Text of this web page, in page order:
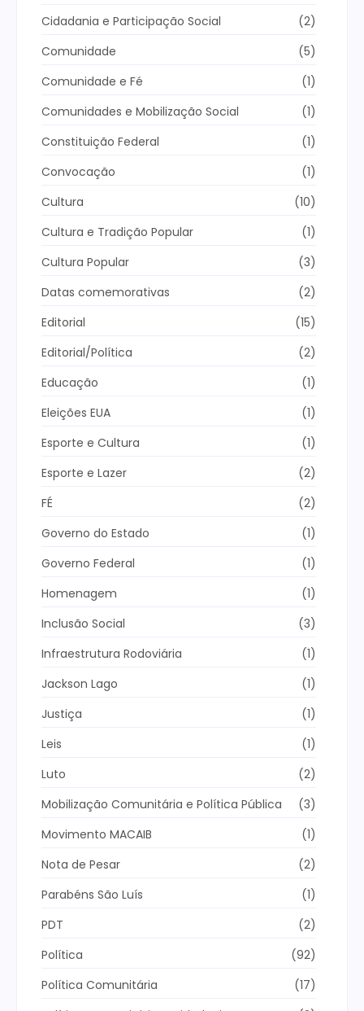
Cidadania e Participação Social
(2)
Comunidade
(5)
Comunidade e Fé
(1)
Comunidades e Mobilização Social
(1)
Constituição Federal
(1)
Convocação
(1)
Cultura
(10)
Cultura e Tradição Popular
(1)
Cultura Popular
(3)
Datas comemorativas
(2)
Editorial
(15)
Editorial/Política
(2)
Educação
(1)
Eleições EUA
(1)
Esporte e Cultura
(1)
Esporte e Lazer
(2)
FÉ
(2)
Governo do Estado
(1)
Governo Federal
(1)
Homenagem
(1)
Inclusão Social
(3)
Infraestrutura Rodoviária
(1)
Jackson Lago
(1)
Justiça
(1)
Leis
(1)
Luto
(2)
Mobilização Comunitária e Política Pública
(3)
Movimento MACAIB
(1)
Nota de Pesar
(2)
Parabéns São Luís
(1)
PDT
(2)
Política
(92)
Política Comunitária
(17)